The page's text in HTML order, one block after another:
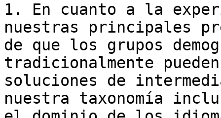
1. En cuanto a la
nuestras principales
de que los grupos
tradicionalmente
soluciones de
nuestra taxonomía